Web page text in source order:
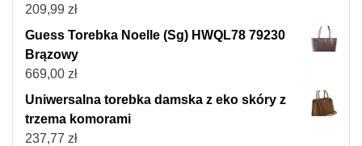
209,99 zł
Guess Torebka Noelle (Sg) HWQL78 79230
Brązowy
669,00 zł
Uniwersalna torebka damska z eko skóry z
trzema komorami
237,77 zł